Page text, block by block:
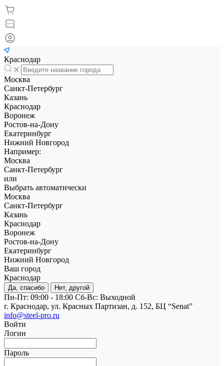
Краснодар
Москва
Санкт-Петербург
Казань
Краснодар
Воронеж
Ростов-на-Дону
Екатеринбург
Нижний Новгород
Например:
Москва
Санкт-Петербург
или
Выбрать автоматически
Москва
Санкт-Петербург
Казань
Краснодар
Воронеж
Ростов-на-Дону
Екатеринбург
Нижний Новгород
Ваш город
Краснодар
Да, спасибо Нет, другой
Пн-Пт: 09:00 - 18:00 Cб-Вс: Выходной
г. Краснодар, ул. Красных Партизан, д. 152, БЦ “Senat”
info@steel-pro.ru
Войти
Логин
Пароль